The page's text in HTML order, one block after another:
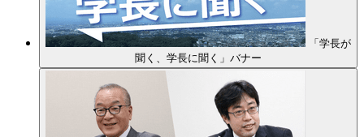
「学長が
聞く、学長に聞く」バナー